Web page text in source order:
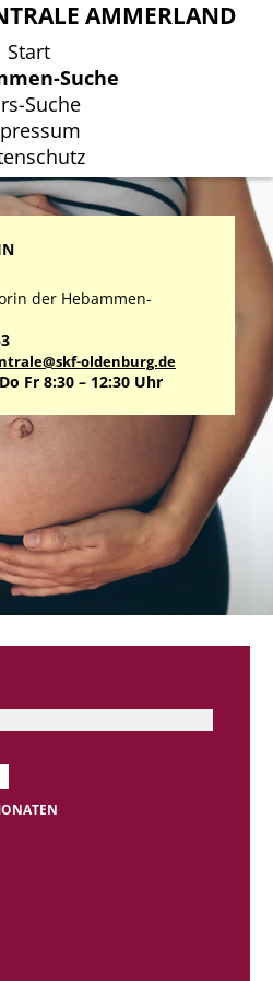
AMMERLAND
Start
Suche
Suche
AMMERLAND
Start
Suche
Suche
der Hebammen-
oldenburg.de
Fr 8:30 – 12:30 Uhr